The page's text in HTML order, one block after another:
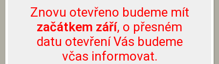
Nevolejte prosím na naše telefonní číslo, neslouží
k těmto účelům.
Rostliny lze zakoupit pouze přímo u nás v
zahradnictví, nezasíláme je.
Znovu otevřeno budeme mít
začátkem září, o přesném
datu otevření Vás budeme
včas informovat.